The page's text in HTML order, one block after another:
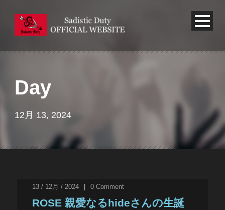
Day
12月 13, 2024
13 / 12月 / 2024 0 Comment
ROSE 親愛なるhideさんの生誕